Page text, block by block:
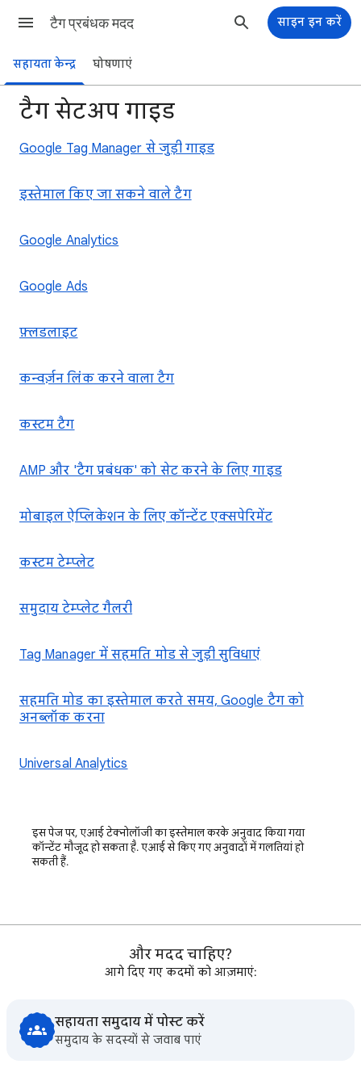
टैग प्रबंधक मदद साइन इन करें
सहायता केन्द्र घोषणाएं
टैग सेटअप गाइड
Google Tag Manager से जुड़ी गाइड
इस्तेमाल किए जा सकने वाले टैग
Google Analytics
Google Ads
फ़्लडलाइट
कन्वर्ज़न लिंक करने वाला टैग
कस्टम टैग
AMP और 'टैग प्रबंधक' को सेट करने के लिए गाइड
मोबाइल ऐप्लिकेशन के लिए कॉन्टेंट एक्सपेरिमेंट
कस्टम टेम्प्लेट
समुदाय टेम्प्लेट गैलरी
Tag Manager में सहमति मोड से जुड़ी सुविधाएं
सहमति मोड का इस्तेमाल करते समय, Google टैग को
अनब्लॉक करना
Universal Analytics
इस पेज पर, एआई टेक्नोलॉजी का इस्तेमाल करके अनुवाद किया गया
कॉन्टेंट मौजूद हो सकता है. एआई से किए गए अनुवादों में गलतियां हो
सकती हैं.
और मदद चाहिए?
आगे दिए गए कदमों को आज़माएं:
सहायता समुदाय में पोस्ट करें
समुदाय के सदस्यों से जवाब पाएं